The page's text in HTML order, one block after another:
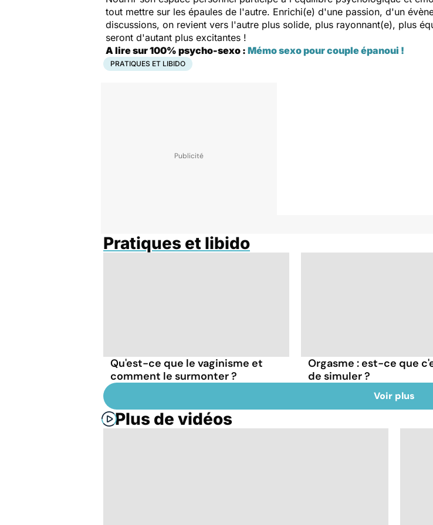
tout mettre sur les épaules de l'autre. Enrichi(e) d'une passion, d'un
discussions, on revient vers l'autre plus solide, plus rayonnant(e), plus
seront d'autant plus excitantes !
A lire sur 100% psycho-sexo : Mémo sexo pour couple épanoui !
PRATIQUES ET LIBIDO
Pratiques et libido
Qu'est-ce que le vaginisme et
comment le surmonter ?
Orgasme : est-ce que
de simuler ?
Voir plus
Plus de vidéos